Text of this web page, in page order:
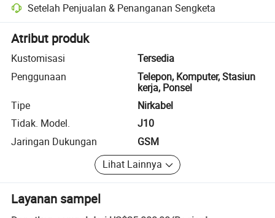
Setelah Penjualan & Penanganan Sengketa
Penyelesaian sengketa yang dibantu platform, termasuk
Atribut produk
Kustomisasi
Tersedia
Penggunaan
Telepon, Komputer, Stasiun
kerja, Ponsel
Tipe
Nirkabel
Tidak. Model.
J10
Jaringan Dukungan
GSM
Lihat Lainnya
Layanan sampel